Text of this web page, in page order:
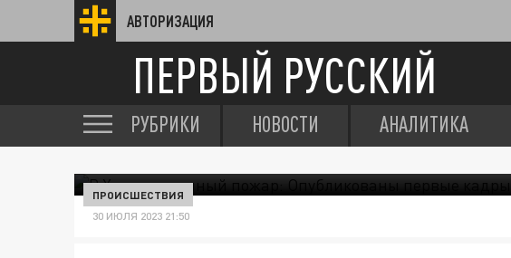
АВТОРИЗАЦИЯ
ПЕРВЫЙ РУССКИЙ
РУБРИКИ НОВОСТИ АНАЛИТИКА
ПРОИСШЕСТВИЯ
30 ИЮЛЯ 2023 21:50